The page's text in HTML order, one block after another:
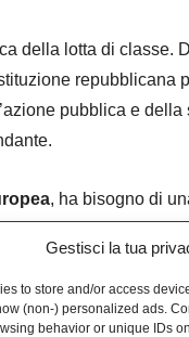
Gestisci la tua
to store and/or access
(non-) personalized ads.
behavior or unique IDs
della lotta di classe.
repubblicana
pubblica e della
, ha bisogno di
dei bisogni,
mondo delle
val bene un
lo spazio